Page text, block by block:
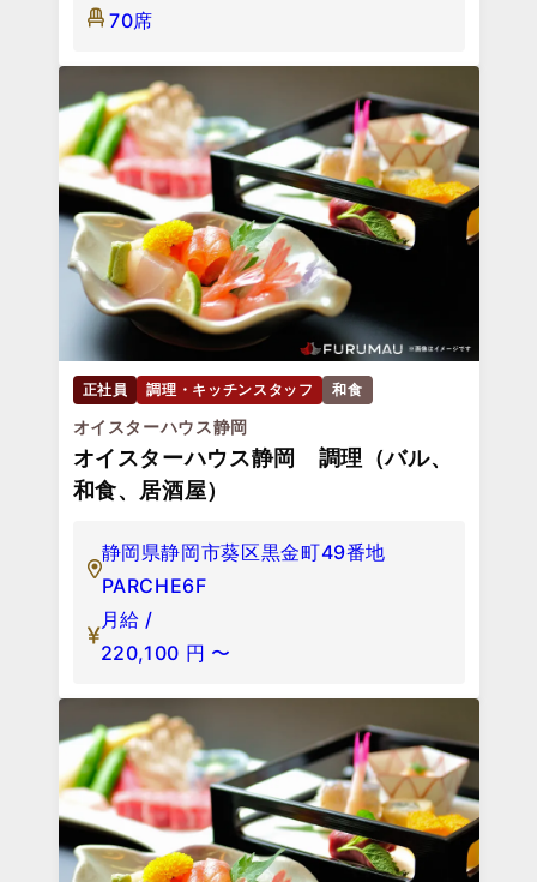
70席
正社員 調理・キッチンスタッフ 和食
オイスターハウス静岡
オイスターハウス静岡 調理（バル、
和食、居酒屋）
静岡県静岡市葵区黒金町49番地
PARCHE6F
月給 /
220,100 円 〜